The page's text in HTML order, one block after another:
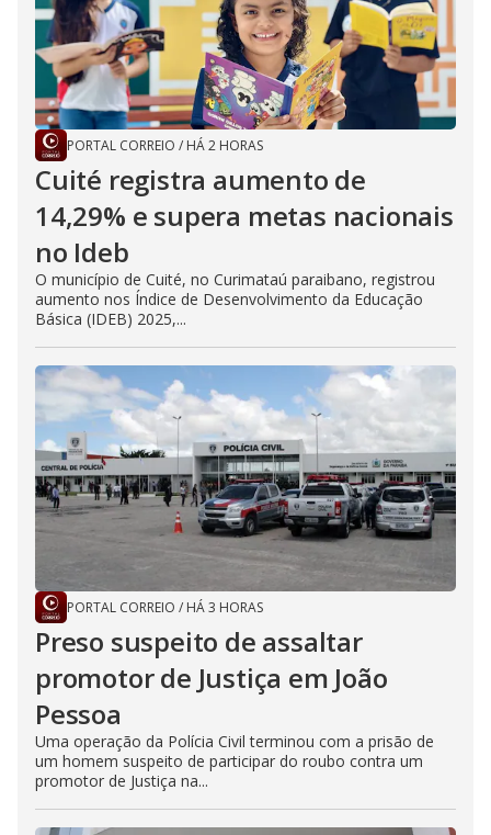
PORTAL CORREIO / HÁ 2 HORAS
Cuité registra aumento de
14,29% e supera metas nacionais
no Ideb
O município de Cuité, no Curimataú paraibano, registrou
aumento nos Índice de Desenvolvimento da Educação
Básica (IDEB) 2025,...
PORTAL CORREIO / HÁ 3 HORAS
Preso suspeito de assaltar
promotor de Justiça em João
Pessoa
Uma operação da Polícia Civil terminou com a prisão de
um homem suspeito de participar do roubo contra um
promotor de Justiça na...